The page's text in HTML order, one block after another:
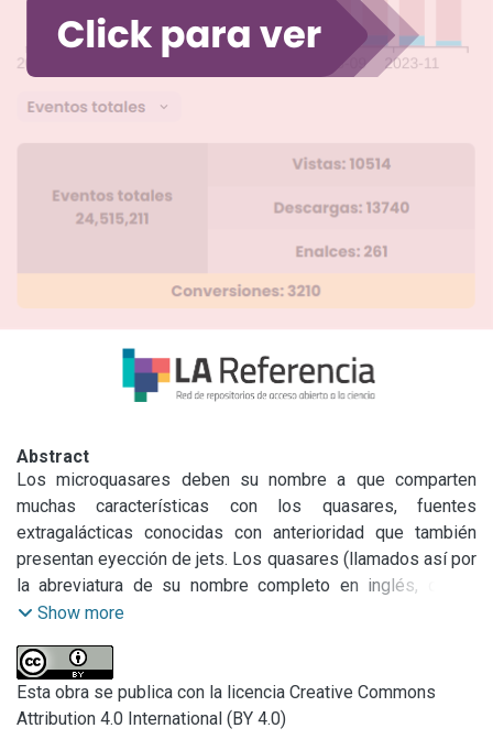
Abstract
Los microquasares deben su nombre a que comparten
muchas características con los quasares, fuentes
extragalácticas conocidas con anterioridad que también
presentan eyección de jets. Los quasares (llamados así por
la abreviatura de su nombre completo en inglés, quasi-
stellar radio sources, fuentes de radio cuasi-estelares) son
supermasivo, que acreta materia del medio interestelar y
es capaz de lanzar jets que se propagan por distancias de
millones de años luz. Los quasares perteneces a un tipo
Show more
Esta obra se publica con la licencia Creative Commons
Attribution 4.0 International (BY 4.0)